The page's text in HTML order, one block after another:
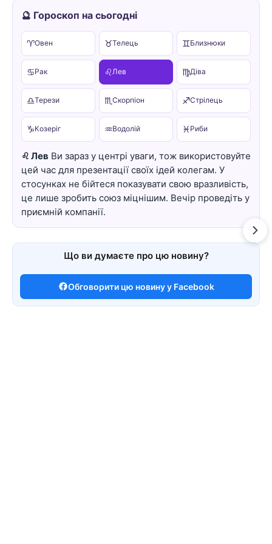
🔮 Гороскоп на сьогодні
♈Овен ♉Телець ♊Близнюки
♋Рак ♌Лев ♍Діва
♎Терези ♏ Скорпіон ♐Стрілець
♑Козеріг ♒Водолій ♓ Риби
♌ Лев Ви зараз у центрі уваги, тож використовуйте
цей час для презентації своїх ідей колегам. У
стосунках не бійтеся показувати свою вразливість,
це лише зробить союз міцнішим. Вечір проведіть у
приємній компанії.
Що ви думаєте про цю новину?
Обговорити цю новину у Facebook